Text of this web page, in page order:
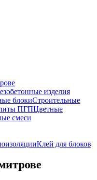
изделия
блокиСтроительные
ПГПЦветные
смеси
Клей для блоков